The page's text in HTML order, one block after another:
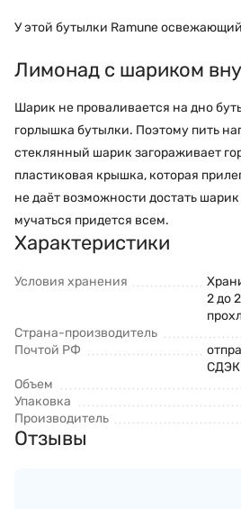
У этой бутылки Ramune
Лимонад с шариком
Шарик не проваливается на дно
горлышка бутылки. Поэтому пить
стеклянный шарик загораживает
пластиковая крышка, которая
не даёт возможности достать
мучаться придется всем.
Характеристики
Условия хранения
2 до
Страна-производитель
Почтой РФ
СДЭК
Объем
Упаковка
Производитель
Отзывы